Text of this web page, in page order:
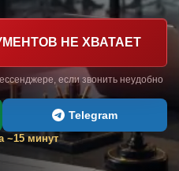
НЕ ХВАТАЕТ
если звонить неудобно
Telegram
~15 минут